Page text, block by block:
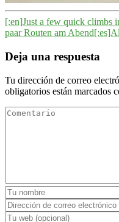
[:en]Just a few quick climbs
paar Routen am
Deja una respuesta
Tu dirección de correo
obligatorios están marcados